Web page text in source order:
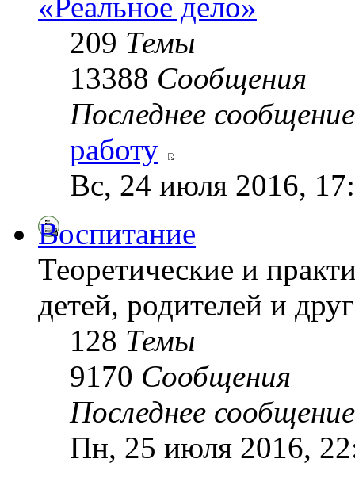
«Реальное дело»
209 Темы
13388 Сообщения
Последнее сообщение
работу
Вс, 24 июля 2016,
Воспитание
Теоретические и
детей, родителей и
128 Темы
9170 Сообщения
Последнее сообщение
Пн, 25 июля 2016,